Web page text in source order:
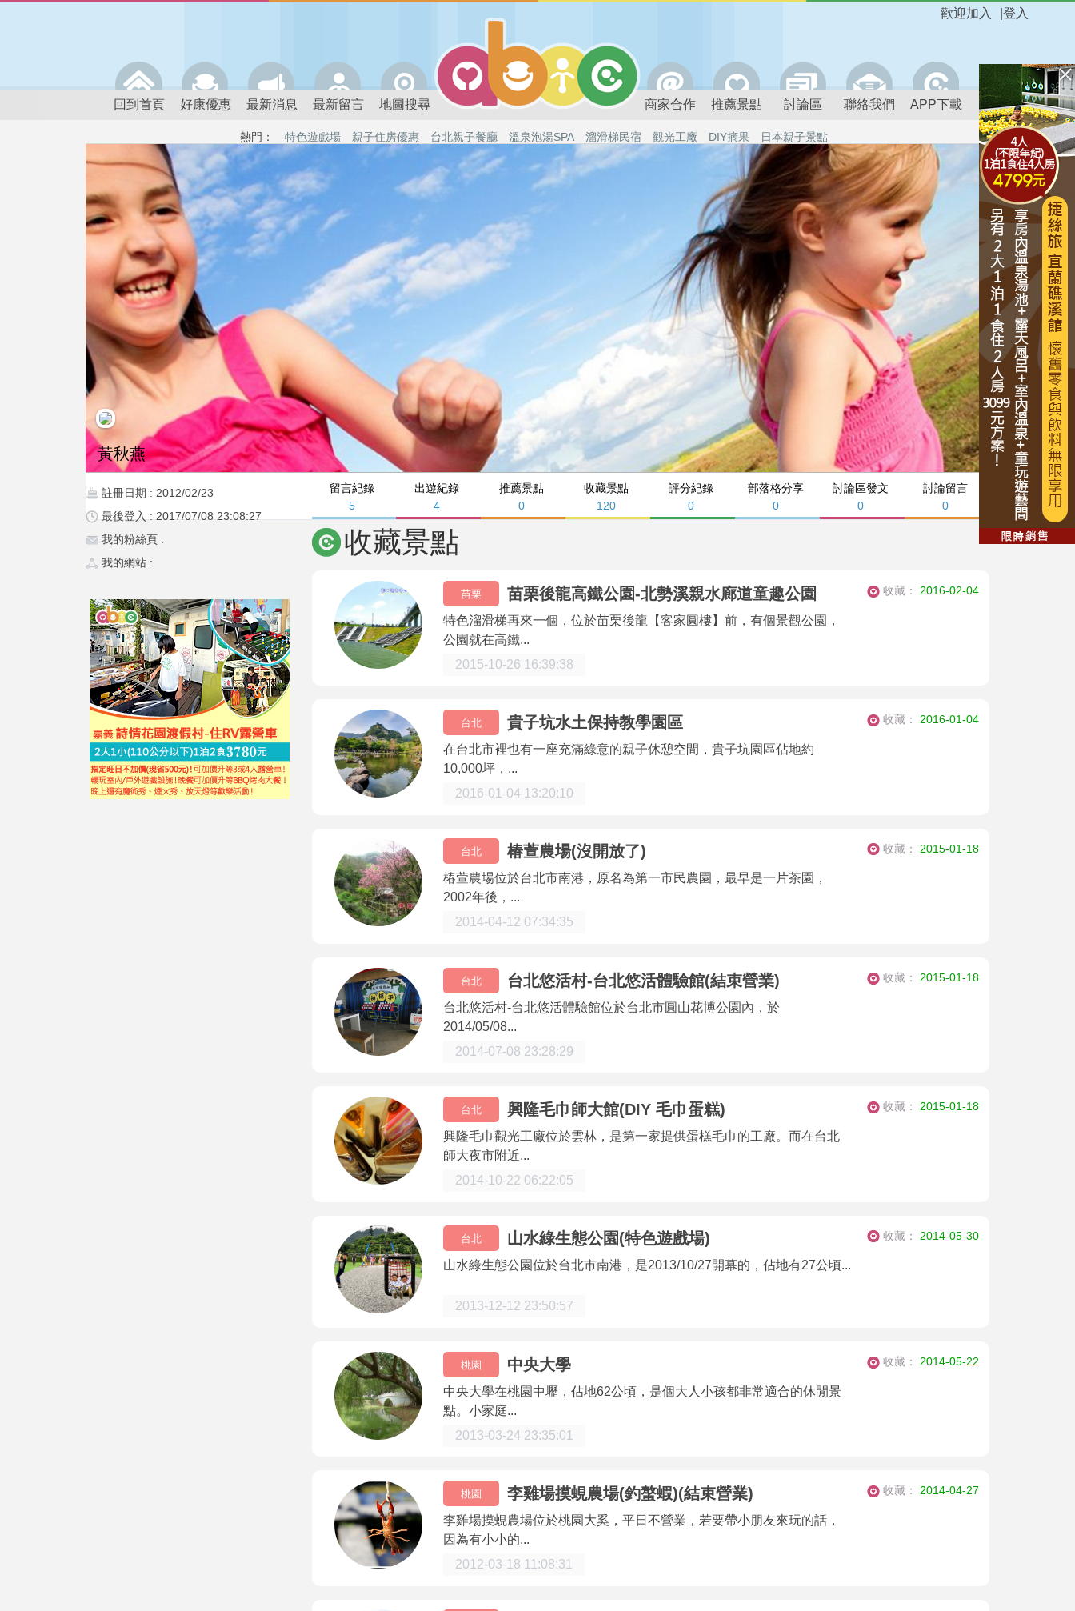
登入
歡迎加入
回到首頁 好康優惠 最新消息 最新留言 地圖搜尋 商家合作 推薦景點 討論區 聯絡我們 APP下載
熱門： 特色遊戲場 親子住房優惠 台北親子餐廳 溫泉泡湯SPA 溜滑梯民宿 觀光工廠 DIY摘果 日本親子景點
留言紀錄
5
出遊紀錄
4
推薦景點
0
收藏景點
120
評分紀錄
0
部落格分享
0
討論區發文
0
討論留言
0
黃秋燕
註冊日期 : 2012/02/23
最後登入 : 2017/07/08 23:08:27
我的粉絲頁 :
我的網站 :
收藏景點
苗栗 苗栗後龍高鐵公園-北勢溪親水廊道童趣公園
特色溜滑梯再來一個，位於苗栗後龍【客家圓樓】前，有個景觀公園，
公園就在高鐵...
2015-10-26 16:39:38
收藏： 2016-02-04
台北 貴子坑水土保持教學園區
在台北市裡也有一座充滿綠意的親子休憩空間，貴子坑園區佔地約
10,000坪，...
2016-01-04 13:20:10
收藏： 2016-01-04
台北 椿萱農場(沒開放了)
椿萱農場位於台北市南港，原名為第一市民農園，最早是一片茶園，
2002年後，...
2014-04-12 07:34:35
收藏： 2015-01-18
台北 台北悠活村-台北悠活體驗館(結束營業)
台北悠活村-台北悠活體驗館位於台北市圓山花博公園內，於
2014/05/08...
2014-07-08 23:28:29
收藏： 2015-01-18
台北 興隆毛巾師大館(DIY 毛巾蛋糕)
興隆毛巾觀光工廠位於雲林，是第一家提供蛋榚毛巾的工廠。而在台北
師大夜市附近...
2014-10-22 06:22:05
收藏： 2015-01-18
台北 山水綠生態公園(特色遊戲場)
山水綠生態公園位於台北市南港，是2013/10/27開幕的，佔地有27公頃...
2013-12-12 23:50:57
收藏： 2014-05-30
桃園 中央大學
中央大學在桃園中壢，佔地62公頃，是個大人小孩都非常適合的休閒景
點。小家庭...
2013-03-24 23:35:01
收藏： 2014-05-22
桃園 李雞場摸蜆農場(釣螯蝦)(結束營業)
李雞場摸蜆農場位於桃園大奚，平日不營業，若要帶小朋友來玩的話，
因為有小小的...
2012-03-18 11:08:31
收藏： 2014-04-27